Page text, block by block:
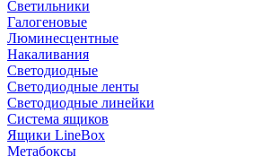
Светильники
Галогеновые
Люминесцентные
Накаливания
Светодиодные
Светодиодные ленты
Светодиодные линейки
Система ящиков
Ящики LineBox
Метабоксы